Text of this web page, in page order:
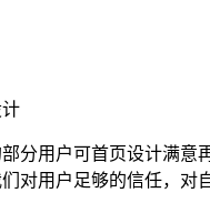
分用户可首页设计满意
对用户足够的信任，对